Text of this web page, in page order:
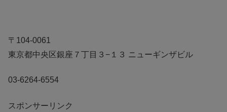
〒104-0061
東京都中央区銀座７丁目３−１３ ニューギンザビル
03-6264-6554
スポンサーリンク